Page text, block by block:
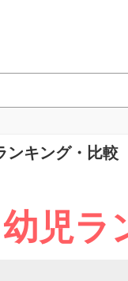
ンキング・比較
児ラ